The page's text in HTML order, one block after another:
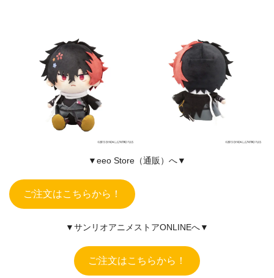
▼eeo Store（通販）へ▼
ご注文はこちらから！
▼サンリオアニメストアONLINEへ▼
ご注文はこちらから！